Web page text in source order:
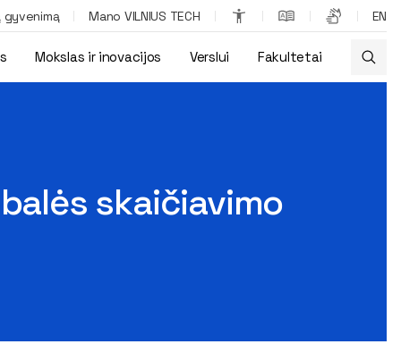
gyvenimą Mano VILNIUS TECH EN
Mokslas ir inovacijos Verslui Fakultetai
skaičiavimo